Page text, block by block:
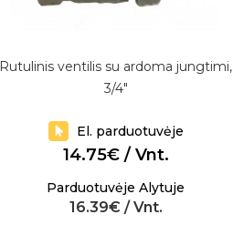
Rutulinis ventilis su ardoma jungtimi,
3/4"
El. parduotuvėje
14.75€ / Vnt.
Parduotuvėje Alytuje
16.39€ / Vnt.